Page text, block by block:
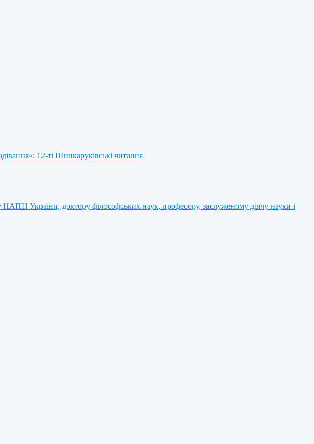
12-ті Шинкаруківські читання
України, доктору філософських наук, професору, заслуженому діячу науки і